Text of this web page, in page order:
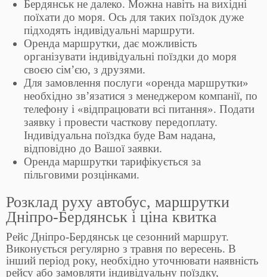
Бердянськ не далеко. Можна навіть на вихідні
поїхати до моря. Ось для таких поїздок дуже
підходять індивідуальні маршрути.
Оренда маршрутки, дає можливість
організувати індивідуальні поїздки до моря
своєю сім’єю, з друзями.
Для замовлення послуги «оренда маршрутки»
необхідно зв’язатися з менеджером компанії, по
телефону і «відпрацювати всі питання». Подати
заявку і провести часткову передоплату.
Індивідуальна поїздка буде Вам надана,
відповідно до Вашої заявки.
Оренда маршрутки тарифікується за
пільговими розцінками.
Розклад руху автобус, маршрутки
Дніпро-Бердянськ і ціна квитка
Рейс Дніпро-Бердянськ це сезонний маршрут.
Виконується регулярно з травня по вересень. В
інший період року, необхідно уточнювати наявність
рейсу або замовляти індивідуальну поїздку,